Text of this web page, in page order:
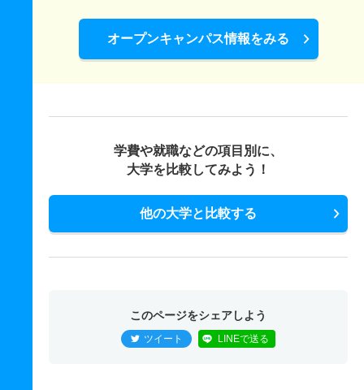
オープンキャンパス情報をみる
学費や就職などの項目別に、
大学を比較してみよう！
他の大学と比較する
このページをシェアしよう
ツイート LINEで送る